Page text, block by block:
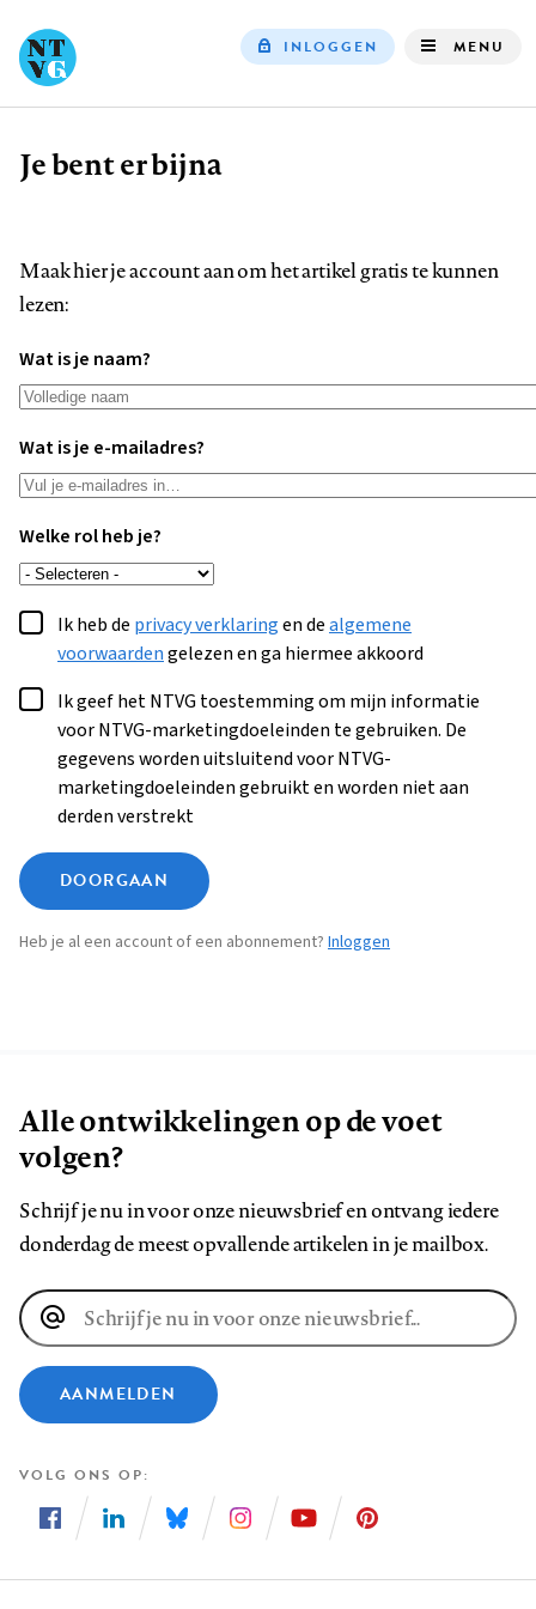
INLOGGEN MENU
Kruimelpad
Je bent er bijna
Maak hier je account aan om het artikel gratis te kunnen
lezen:
Wat is je naam?
Wat is je e-mailadres?
Welke rol heb je?
Ik heb de privacy verklaringen dealgemene
voorwaardengelezen en ga hiermee akkoord
Ik geef het NTVG toestemming om mijn informatie
voor NTVG-marketingdoeleinden te gebruiken. De
gegevens worden uitsluitend voor NTVG-
marketingdoeleinden gebruikt en worden niet aan
derden verstrekt
DOORGAAN
Heb je al een account of een abonnement? Inloggen
Alle ontwikkelingen op de voet
volgen?
Schrijf je nu in voor onze nieuwsbrief en ontvang iedere
donderdag de meest opvallende artikelen in je mailbox.
E-
mailadres
AANMELDEN
VOLG ONS OP
ons
ons
ons
ons
ons
ons